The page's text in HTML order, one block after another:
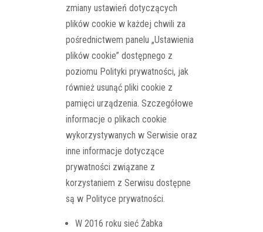
zmiany ustawień dotyczących
plików cookie w każdej chwili za
pośrednictwem panelu „Ustawienia
plików cookie” dostępnego z
poziomu Polityki prywatności, jak
również usunąć pliki cookie z
pamięci urządzenia. Szczegółowe
informacje o plikach cookie
wykorzystywanych w Serwisie oraz
inne informacje dotyczące
prywatności związane z
korzystaniem z Serwisu dostępne
są w Polityce prywatności.
W 2016 roku sieć Żabka